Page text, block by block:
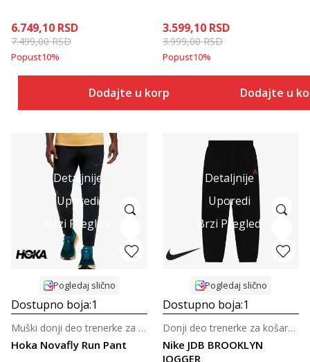
6.749,10 RSD
7.499,00RSD
Popust10%
Dodajte u korpu
3.599,10 RSD
3.999,00RSD
Popust10%
Dodajte u
Detaljnije
Uporedi
Brzi Pregled
Pogledaj slično
Dostupno boja:1
Hoka Novafly Run Pant
Muški donji deo trenerke za trčanje
Detaljnije
Uporedi
Brzi Pregled
Pogledaj slično
Dostupno boja:1
Nike JDB BROOKLYN
JOGGER
Donji deo trenerke za košarku za tinejdžere